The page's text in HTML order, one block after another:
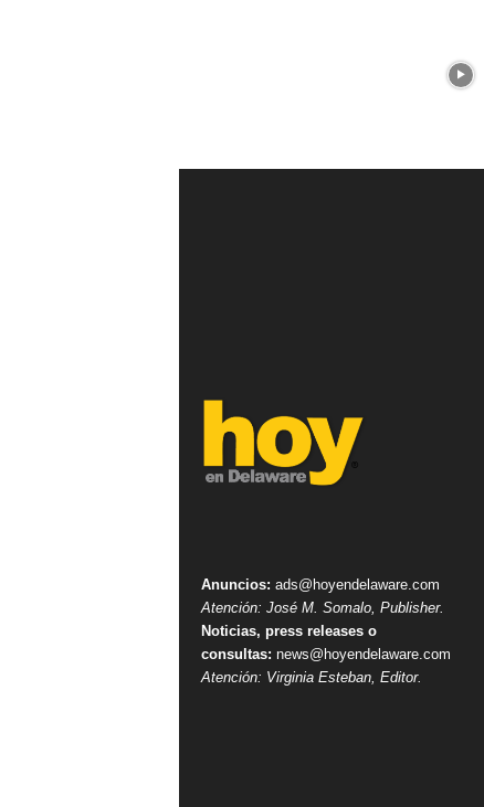
Anuncios: ads@hoyendelaware.com
Atención: José M. Somalo, Publisher.
Noticias, press releases o
consultas: news@hoyendelaware.com
Atención: Virginia Esteban, Editor.